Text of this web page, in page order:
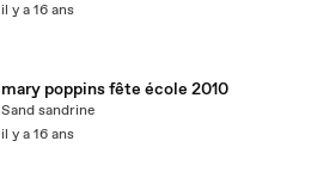
il y a 16 ans
mary poppins fête école 2010
Sand sandrine
il y a 16 ans